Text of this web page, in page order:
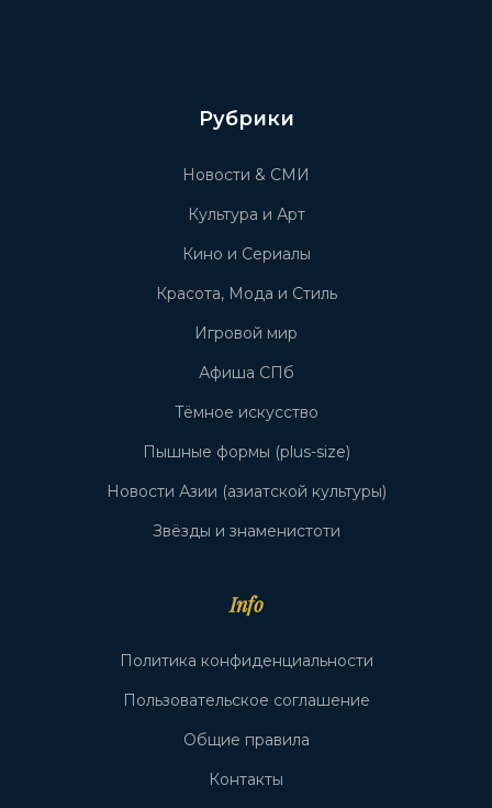
Рубрики
Новости & СМИ
Культура и Арт
Кино и Сериалы
Красота, Мода и Стиль
Игровой мир
Афиша СПб
Тёмное искусство
Пышные формы (plus-size)
Новости Азии (азиатской культуры)
Звёзды и знаменистоти
Info
Политика конфиденциальности
Пользовательское соглашение
Общие правила
Контакты